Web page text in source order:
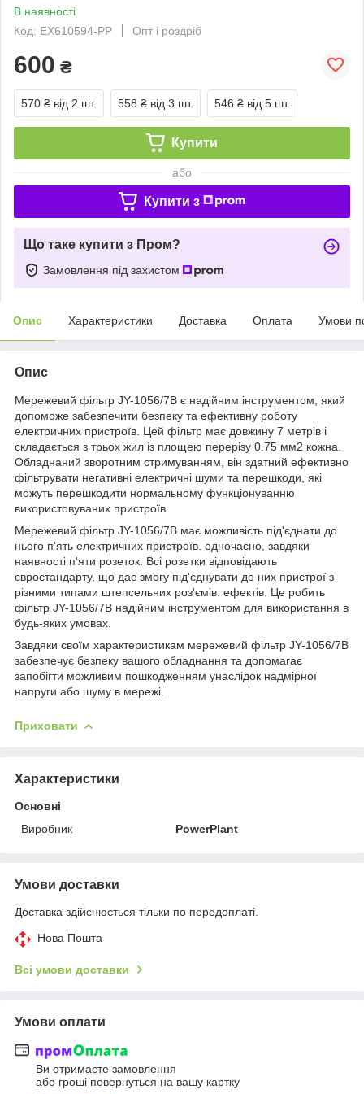
В наявності
Код: EX610594-PP
Опт і роздріб
600 ₴
570 ₴ від 2 шт. 558 ₴ від 3 шт. 546 ₴ від 5 шт.
Купити
або
Купити з
Що таке купити з Пром?
Замовлення під захистом
Опис Характеристики Доставка Оплата Умови
Опис
Мережевий фільтр JY-1056/7B є надійним інструментом, який
допоможе забезпечити безпеку та ефективну роботу
електричних пристроїв. Цей фільтр має довжину 7 метрів і
складається з трьох жил із площею перерізу 0.75 мм2 кожна.
Обладнаний зворотним стримуванням, він здатний ефективно
фільтрувати негативні електричні шуми та перешкоди, які
можуть перешкодити нормальному функціонуванню
використовуваних пристроїв.
Мережевий фільтр JY-1056/7B має можливість під'єднати до
нього п'ять електричних пристроїв. одночасно, завдяки
наявності п'яти розеток. Всі розетки відповідають
євростандарту, що дає змогу під'єднувати до них пристрої з
різними типами штепсельних роз'ємів. ефектів. Це робить
фільтр JY-1056/7B надійним інструментом для використання в
будь-яких умовах.
Завдяки своїм характеристикам мережевий фільтр JY-1056/7B
забезпечує безпеку вашого обладнання та допомагає
запобігти можливим пошкодженням унаслідок надмірної
напруги або шуму в мережі.
Приховати
Характеристики
Основні
Виробник
PowerPlant
Умови доставки
Доставка здійснюється тільки по передоплаті.
Нова Пошта
Всі умови доставки
Умови оплати
Ви отримаєте замовлення
або гроші повернуться на вашу картку